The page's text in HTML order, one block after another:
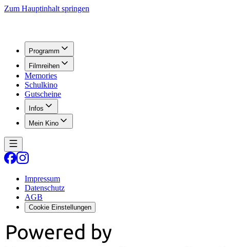
Zum Hauptinhalt springen
Programm
Filmreihen
Memories
Schulkino
Gutscheine
Infos
Mein Kino
Impressum
Datenschutz
AGB
Cookie Einstellungen